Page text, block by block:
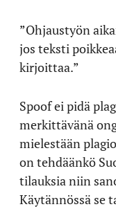
”Ohjaustyön
jos teksti
kirjoittaa.”
Spoof ei pidä
merkittävänä
mielestään
on tehdäänkö
tilauksia niin
Käytännössä se